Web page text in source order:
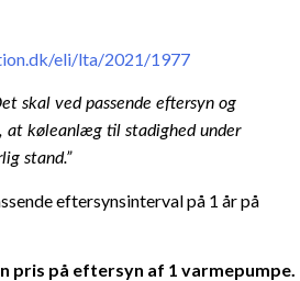
eli/lta/2021/1977
skal ved passende eftersyn og
at køleanlæg til stadighed under
stand.”
eftersynsinterval på 1 år på
pris på eftersyn af 1 varmepumpe.